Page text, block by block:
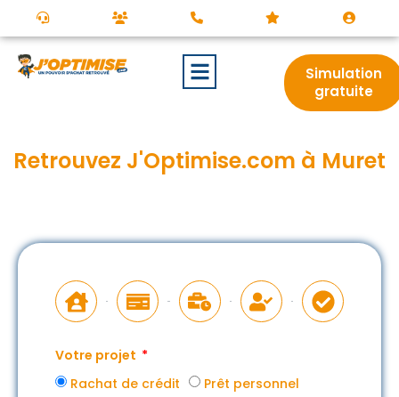
Simulation
gratuite
Retrouvez J'Optimise.com à Muret
Votre projet
Rachat de crédit
Prêt personnel